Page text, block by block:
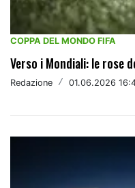
COPPA DEL MONDO FIFA
Verso i Mondiali: le rose
Redazione / 01.06.2026